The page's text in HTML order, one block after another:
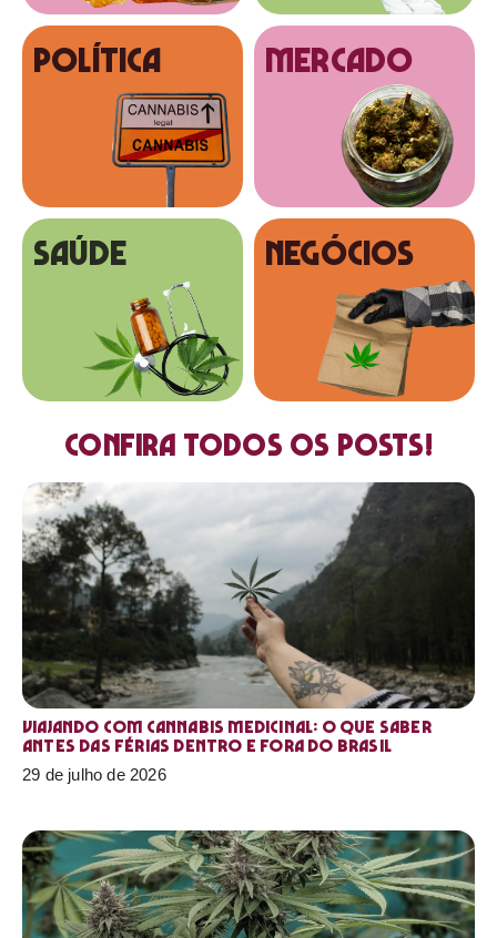
Política MERCADO
SAÚDE NEGÓCIOS
Confira todos os posts!
Viajando com cannabis medicinal: o que saber
antes das férias dentro e fora do Brasil
29 de julho de 2026